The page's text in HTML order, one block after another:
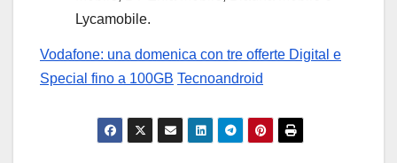
Lycamobile.
Vodafone: una domenica con tre offerte Digital e
Special fino a 100GB Tecnoandroid